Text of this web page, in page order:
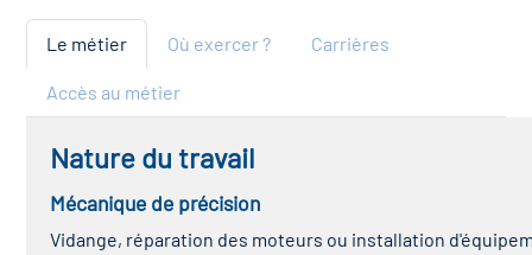
Le métier Où exercer ? Carrières
Accès au métier
Nature du travail
Mécanique de précision
Vidange, réparation des moteurs ou installation